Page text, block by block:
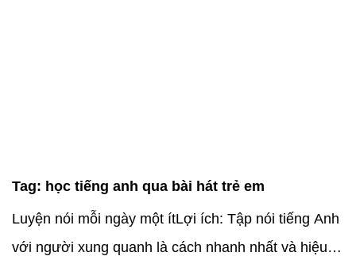
Tag: học tiếng anh qua bài hát trẻ em
Luyện nói mỗi ngày một ítLợi ích: Tập nói tiếng Anh
với người xung quanh là cách nhanh nhất và hiệu